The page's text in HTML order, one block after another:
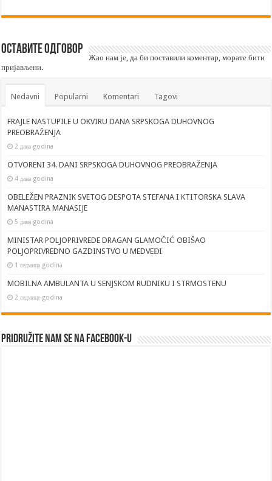
Оставите одговор
Жао нам је, да би поставили коментар, моратебити
пријављени.
Nedavni Popularni Komentari Tagovi
FRAJLE NASTUPILE U OKVIRU DANA SRPSKOGA DUHOVNOG
PREOBRAŽENJA
2 дана godina
OTVORENI 34. DANI SRPSKOGA DUHOVNOG PREOBRAŽENJA
4 дана godina
OBELEŽEN PRAZNIK SVETOG DESPOTA STEFANA I KTITORSKA SLAVA
MANASTIRA MANASIJE
5 дана godina
MINISTAR POLJOPRIVREDE DRAGAN GLAMOČIĆ OBIŠAO
POLJOPRIVREDNO GAZDINSTVO U MEDVEĐI
1 седмица godina
MOBILNA AMBULANTA U SENJSKOM RUDNIKU I STRMOSTENU
2 седмице godina
Pridružite nam se na Facebook-u